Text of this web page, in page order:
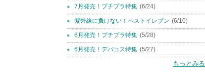
7月発売！プチプラ特集 (6/24)
紫外線に負けない！ベストイレブン (6/10)
6月発売！プチプラ特集 (5/28)
6月発売！デパコス特集 (5/27)
もっとみる